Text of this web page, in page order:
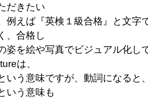
だきたい
例えば『英検１級合格』と文字
、合格し
姿を絵や写真でビジュアル化し
は、
いう意味ですが、動詞になると
いう意味も